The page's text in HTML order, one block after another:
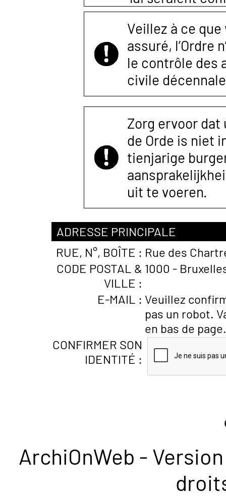
Veillez à ce
assuré, l’Ordre
le contrôle des
civile
Zorg ervoor
de Orde is niet
tienjarige
uit te voeren.
ADRESSE PRINCIPALE
RUE, N°, BOÎTE : Rue des
CODE POSTAL &
VILLE :
1000 -
E-MAIL : Veuillez
pas un robot.
en bas de page.
CONFIRMER SON
IDENTITÉ :
ArchiOnWeb -